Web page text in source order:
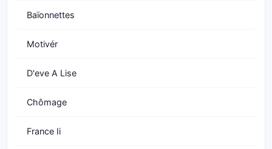
Baïonnettes
Motivér
D'eve A Lise
Chômage
France Ii